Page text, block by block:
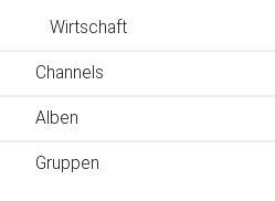
Wirtschaft
Channels
Alben
Gruppen